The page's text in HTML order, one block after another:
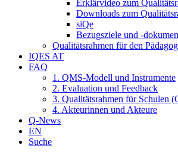
Erklärvideo zum
Downloads zum
siQe
Bezugsziele und -
Qualitätsrahmen für den
IQES AT
FAQ
1. QMS-Modell und Instrumente
2. Evaluation und Feedback
3. Qualitätsrahmen für Schulen
4. Akteurinnen und Akteure
Q-News
EN
Suche